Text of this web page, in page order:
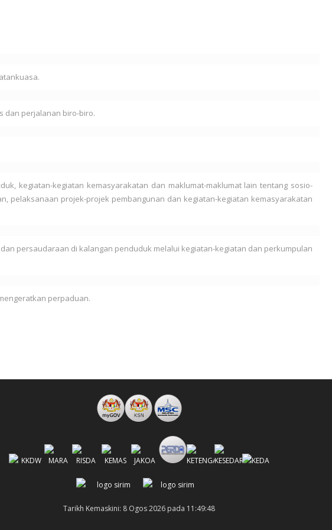
dan perjalanan biro-biro.
kegiatan-kegiatan kemasyarakatan dan maklumat-maklumat lain tentang sosio-
pelaksanaan projek-projek pembangunan dan kegiatan-kegiatan kemasyarakatan
persaudaraan di kalangan penduduk melalui kegiatan-kegiatan dan perkumpulan
perpaduan.
Tarikh Kemaskini: 8 Ogos 2026 pada 11:49:48